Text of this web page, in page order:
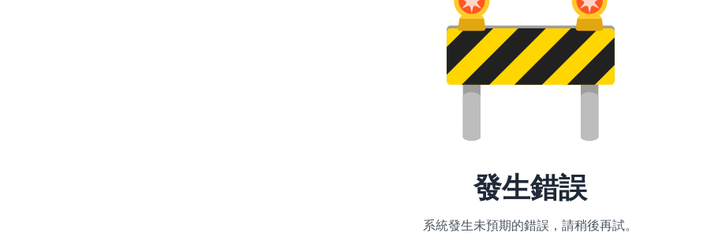
發生錯誤
系統發生未預期的錯誤，請稍後再試。